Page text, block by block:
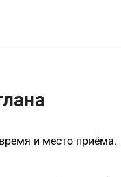
и место приёма.